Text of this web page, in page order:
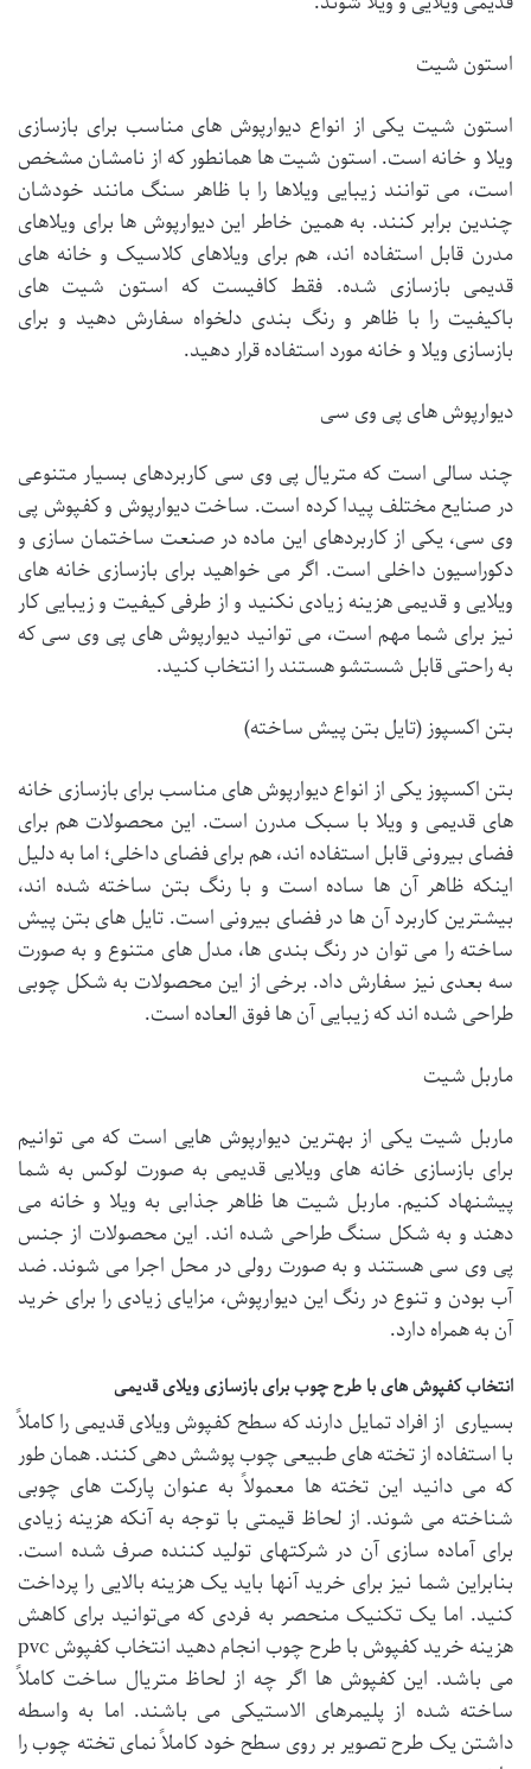
استون شیت
استون شیت یکی از انواع دیوارپوش های مناسب برای بازسازی
ویلا و خانه است. استون شیت ها همانطور که از نامشان مشخص
است، می توانند زیبایی ویلاها را با ظاهر سنگ مانند خودشان
چندین برابر کنند. به همین خاطر این دیوارپوش ها برای ویلاهای
مدرن قابل استفاده اند، هم برای ویلاهای کلاسیک و خانه های
قدیمی بازسازی شده. فقط کافیست که استون شیت های
باکیفیت را با ظاهر و رنگ بندی دلخواه سفارش دهید و برای
بازسازی ویلا و خانه مورد استفاده قرار دهید.
دیوارپوش های پی وی سی
چند سالی است که متریال پی وی سی کاربردهای بسیار متنوعی
در صنایع مختلف پیدا کرده است. ساخت دیوارپوش و کفپوش پی
وی سی، یکی از کاربردهای این ماده در صنعت ساختمان سازی و
دکوراسیون داخلی است. اگر می خواهید برای بازسازی خانه های
ویلایی و قدیمی هزینه زیادی نکنید و از طرفی کیفیت و زیبایی کار
نیز برای شما مهم است، می توانید دیوارپوش های پی وی سی که
به راحتی قابل شستشو هستند را انتخاب کنید.
بتن اکسپوز (تایل بتن پیش ساخته)
بتن اکسپوز یکی از انواع دیوارپوش های مناسب برای بازسازی خانه
های قدیمی و ویلا با سبک مدرن است. این محصولات هم برای
فضای بیرونی قابل استفاده اند، هم برای فضای داخلی؛ اما به دلیل
اینکه ظاهر آن ها ساده است و با رنگ بتن ساخته شده اند،
بیشترین کاربرد آن ها در فضای بیرونی است. تایل های بتن پیش
ساخته را می توان در رنگ بندی ها، مدل های متنوع و به صورت
سه بعدی نیز سفارش داد. برخی از این محصولات به شکل چوبی
طراحی شده اند که زیبایی آن ها فوق العاده است.
ماربل شیت
ماربل شیت یکی از بهترین دیوارپوش هایی است که می توانیم
برای بازسازی خانه های ویلایی قدیمی به صورت لوکس به شما
پیشنهاد کنیم. ماربل شیت ها ظاهر جذابی به ویلا و خانه می
دهند و به شکل سنگ طراحی شده اند. این محصولات از جنس
پی وی سی هستند و به صورت رولی در محل اجرا می شوند. ضد
آب بودن و تنوع در رنگ این دیوارپوش، مزایای زیادی را برای خرید
آن به همراه دارد.
انتخاب کفپوش های با طرح چوب برای بازسازی ویلای قدیمی
بسیاری از افراد تمایل دارند که سطح کفپوش ویلای قدیمی را کاملاً
با استفاده از تخته های طبیعی چوب پوشش دهی کنند. همان طور
که می دانید این تخته ها معمولاً به عنوان پارکت های چوبی
شناخته می شوند. از لحاظ قیمتی با توجه به آنکه هزینه زیادی
برای آماده سازی آن در شرکتهای تولید کننده صرف شده است.
بنابراین شما نیز برای خرید آنها باید یک هزینه بالایی را پرداخت
کنید. اما یک تکنیک منحصر به فردی که می‌توانید برای کاهش
هزینه خرید کفپوش با طرح چوب انجام دهید انتخاب کفپوش pvc
می باشد. این کفپوش ها اگر چه از لحاظ متریال ساخت کاملاً
ساخته شده از پلیمرهای الاستیکی می باشند. اما به واسطه
داشتن یک طرح تصویر بر روی سطح خود کاملاً نمای تخته چوب را